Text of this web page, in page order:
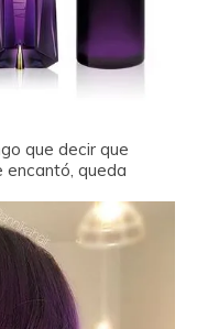
que decir que
encantó, queda